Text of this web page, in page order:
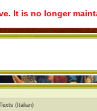
It is no longer
Texts (Italian)